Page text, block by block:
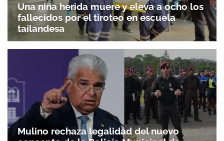
Una niña herida muere y eleva a ocho los
fallecidos por el tiroteo en escuela
tailandesa
Mulino rechaza legalidad del nuevo